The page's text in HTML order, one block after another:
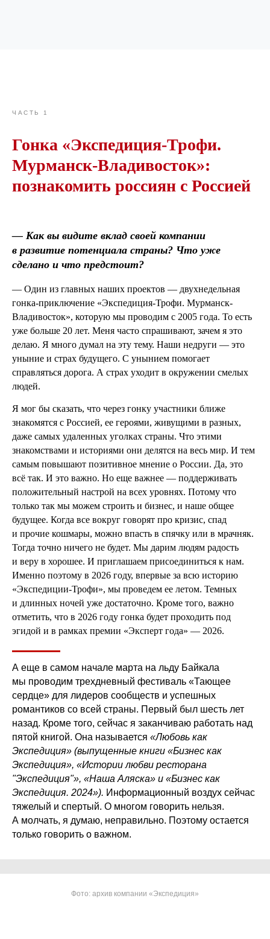
ЧАСТЬ 1
Гонка «Экспедиция-Трофи.
Мурманск-Владивосток»:
познакомить россиян с Россией
— Как вы видите вклад своей компании
в развитие потенциала страны? Что уже
сделано и что предстоит?
— Один из главных наших проектов — двухнедельная
гонка-приключение «Экспедиция-Трофи. Мурманск-
Владивосток», которую мы проводим с 2005 года. То есть
уже больше 20 лет. Меня часто спрашивают, зачем я это
делаю. Я много думал на эту тему. Наши недруги — это
уныние и страх будущего. С унынием помогает
справляться дорога. А страх уходит в окружении смелых
людей.
Я мог бы сказать, что через гонку участники ближе
знакомятся с Россией, ее героями, живущими в разных,
даже самых удаленных уголках страны. Что этими
знакомствами и историями они делятся на весь мир. И тем
самым повышают позитивное мнение о России. Да, это
всё так. И это важно. Но еще важнее — поддерживать
положительный настрой на всех уровнях. Потому что
только так мы можем строить и бизнес, и наше общее
будущее. Когда все вокруг говорят про кризис, спад
и прочие кошмары, можно впасть в спячку или в мрачняк.
Тогда точно ничего не будет. Мы дарим людям радость
и веру в хорошее. И приглашаем присоединиться к нам.
Именно поэтому в 2026 году, впервые за всю историю
«Экспедиции-Трофи», мы проведем ее летом. Темных
и длинных ночей уже достаточно. Кроме того, важно
отметить, что в 2026 году гонка будет проходить под
эгидой и в рамках премии «Эксперт года» — 2026.
А еще в самом начале марта на льду Байкала
мы проводим трехдневный фестиваль «Тающее
сердце» для лидеров сообществ и успешных
романтиков со всей страны. Первый был шесть лет
назад. Кроме того, сейчас я заканчиваю работать над
пятой книгой. Она называется «Любовь как
Экспедиция» (выпущенные книги «Бизнес как
Экспедиция», «Истории любви ресторана
"Экспедиция"», «Наша Аляска» и «Бизнес как
Экспедиция. 2024»). Информационный воздух сейчас
тяжелый и спертый. О многом говорить нельзя.
А молчать, я думаю, неправильно. Поэтому остается
только говорить о важном.
Фото: архив компании «Экспедиция»